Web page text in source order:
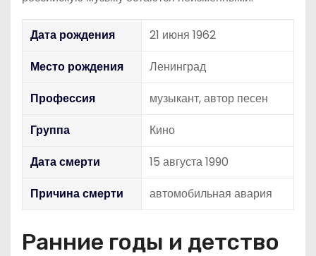
Дата рождения
21 июня 1962
Место рождения
Ленинград
Профессия
музыкант, автор песен
Группа
Кино
Дата смерти
15 августа 1990
Причина смерти
автомобильная авария
Ранние годы и детство